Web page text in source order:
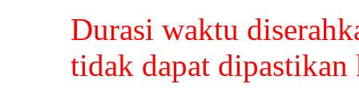
Durasi waktu
tidak dapat dipastikan